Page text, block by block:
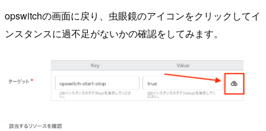
opswitchの画面に戻り、虫眼鏡のアイコンをクリックしてイ
ンスタンスに過不足がないかの確認をしてみます。